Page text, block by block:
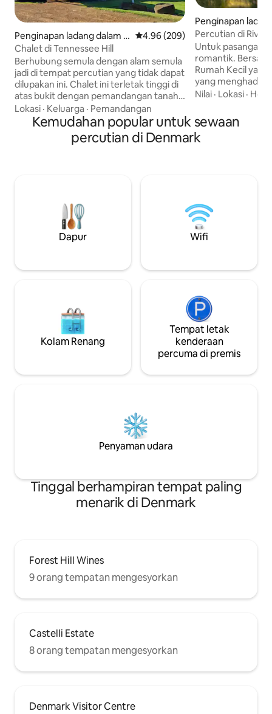
Penginapan ladang dalam L
owlands
Penarafan purata 4.96 daripada
4.96 (209)
Chalet di Tennessee Hill
Berhubung semula dengan alam semula
jadi di tempat percutian yang tidak dapat
dilupakan ini. Chalet ini terletak tinggi di
atas bukit dengan pemandangan tanah
ladang yang luas. Dilindungi sepenuhnya,
dengan AC kitaran songsang dan
kebakaran kayu. Chalet 1 mempunyai 2
bilik tidur yang selesa (1 King, 2 Single),
kebakaran kayu (satu malam percuma
kayu api). Tempahan lebih daripada dua
orang akan mendapat akses kepada bilik
Lokasi · Keluarga · Pemandangan
Penginapan
algan
Percutian di
Untuk pasangan
romantik. Bersantai dan bersantai di
Rumah Kecil
yang menghadap
Terletak di 30ac
merumput di
mungkin
salah satu
pantai datang
yang ditawarkan
menakjubkan ini.
Nilai · Lokasi ·
Kemudahan popular untuk sewaan
percutian di Denmark
Dapur Wifi
Kolam Renang
Tempat letak
kenderaan
percuma di premis
Penyaman udara
Tinggal berhampiran tempat paling
menarik di Denmark
Forest Hill Wines
9 orang tempatan mengesyorkan
Castelli Estate
8 orang tempatan mengesyorkan
Denmark Visitor Centre